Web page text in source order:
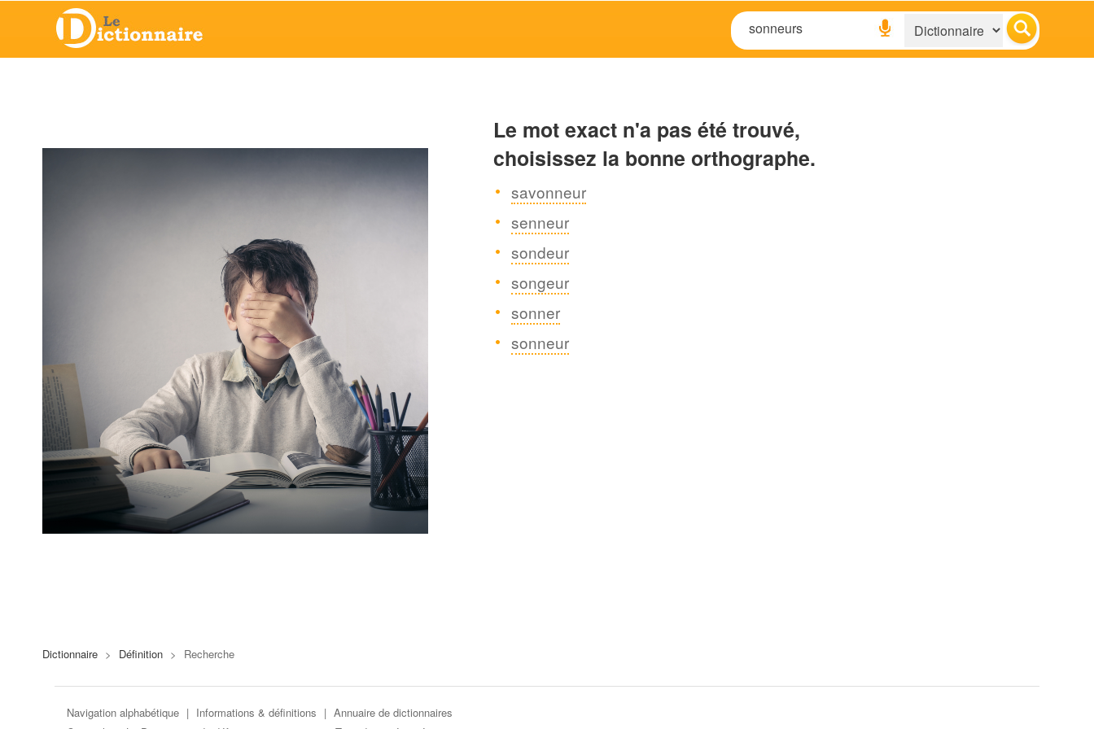
Le mot exact n'a pas été trouvé,
choisissez la bonne orthographe.
savonneur
senneur
sondeur
songeur
sonner
sonneur
Dictionnaire > Définition > Recherche
Navigation alphabétique | Informations & définitions | Annuaire de dictionnaires